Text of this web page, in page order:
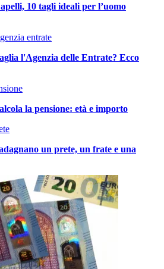
10 tagli ideali per l’uomo
l'Agenzia delle Entrate? Ecco
la pensione: età e importo
un prete, un frate e una